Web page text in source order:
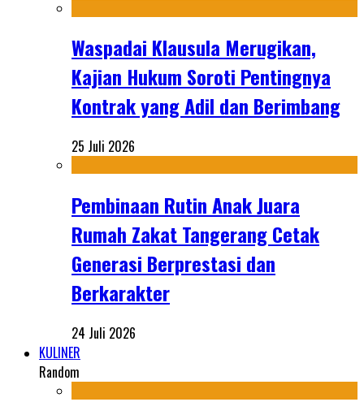
Waspadai Klausula Merugikan,
Kajian Hukum Soroti Pentingnya
Kontrak yang Adil dan Berimbang
25 Juli 2026
Pembinaan Rutin Anak Juara
Rumah Zakat Tangerang Cetak
Generasi Berprestasi dan
Berkarakter
24 Juli 2026
KULINER
Random